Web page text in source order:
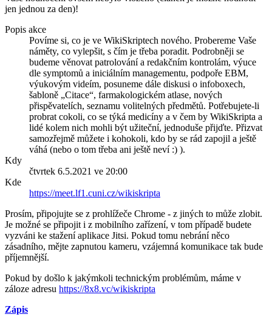
jen jednou za den)!
Popis akce
Povíme si, co je ve WikiSkriptech nového. Probereme Vaše
náměty, co vylepšit, s čím je třeba poradit. Podrobněji se
budeme věnovat patrolování a redakčním kontrolám, výuce
dle symptomů a iniciálním managementu, podpoře EBM,
výukovým videím, posuneme dále diskusi o infoboxech,
šabloně „Citace“, farmakologickém atlase, nových
přispěvatelích, seznamu volitelných předmětů. Potřebujete-li
probrat cokoli, co se týká medicíny a v čem by WikiSkripta a
lidé kolem nich mohli být užiteční, jednoduše přijďte. Přizvat
samozřejmě můžete i kohokoli, kdo by se rád zapojil a ještě
váhá (nebo o tom třeba ani ještě neví :) ).
Kdy
čtvrtek 6.5.2021 ve 20:00
Kde
https://meet.lf1.cuni.cz/wikiskripta
Prosím, připojujte se z prohlížeče Chrome - z jiných to může zlobit.
Je možné se připojit i z mobilního zařízení, v tom případě budete
vyzváni ke stažení aplikace Jitsi. Pokud tomu nebrání něco
zásadního, mějte zapnutou kameru, vzájemná komunikace tak bude
příjemnější.
Pokud by došlo k jakýmkoli technickým problémům, máme v
záloze adresu https://8x8.vc/wikiskripta
Zápis